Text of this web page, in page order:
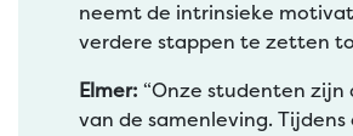
neemt de intrinsieke
verdere stappen te zetten
Elmer: “Onze studenten zijn
van de samenleving. Tijdens